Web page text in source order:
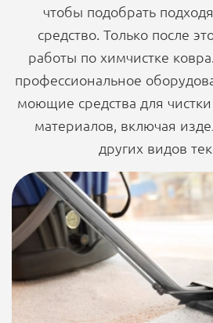
чтобы подобрать
средство. Только после
работы по химчистке
профессиональное
моющие средства для
материалов, включая
других видов